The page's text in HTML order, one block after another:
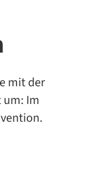
mit der
um: Im